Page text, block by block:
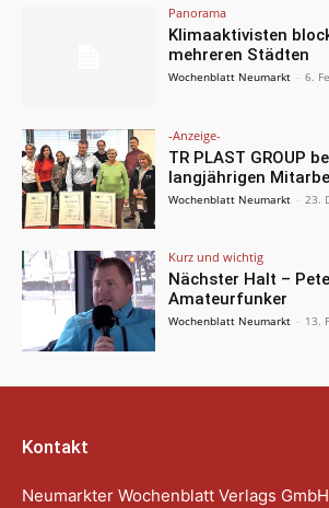
Panorama
Klimaaktivisten
mehreren Städten
Wochenblatt Neumarkt - 6.
-Anzeige-
TR PLAST GROUP
langjährigen
Wochenblatt Neumarkt - 23.
Kurz und wichtig
Nächster Halt –
Amateurfunker
Wochenblatt Neumarkt - 13.
Kontakt
Neumarkter Wochenblatt Verlags